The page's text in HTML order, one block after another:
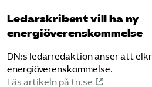
Ledarskribent vill ha ny
energiöverenskommelse
DN:s ledarredaktion anser att
energiöverenskommelse.
Läs artikeln på tn.se